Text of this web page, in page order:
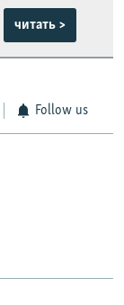
читать >
Follow us